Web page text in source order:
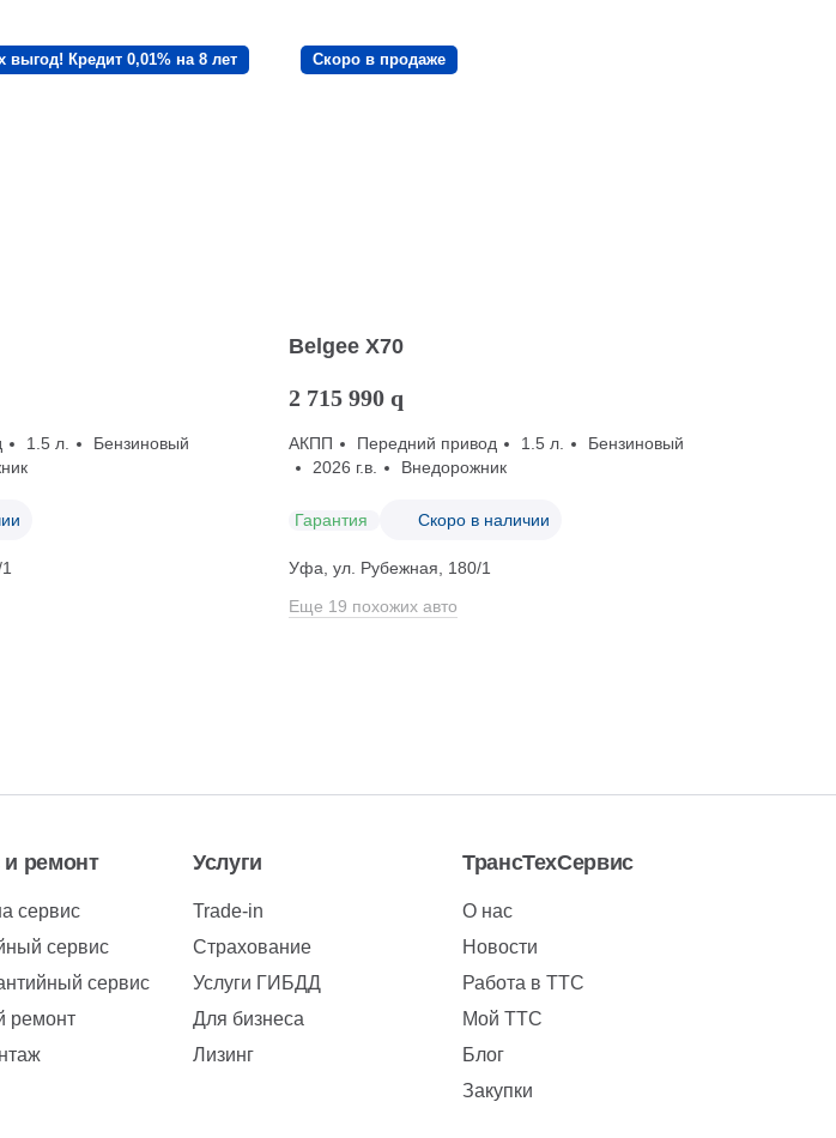
Кредит 0,01% на 8 лет
1.5 л.
Бензиновый
Скоро в продаже
Belgee X70
2 715 990 q
АКПП Передний привод 1.5 л.
Бензиновый
2026 г.в.
Внедорожник
Гарантия Скоро в наличии
Уфа, ул. Рубежная, 180/1
Еще 19 похожих авто
ремонт
сервис
сервис
сервис
ремонт
Услуги
Trade-in
Страхование
Услуги ГИБДД
Для бизнеса
Лизинг
ТрансТехСервис
О нас
Новости
Работа в ТТС
Мой ТТС
Блог
Закупки